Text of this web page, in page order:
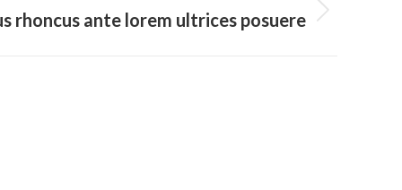
rhoncus ante lorem ultrices posuere